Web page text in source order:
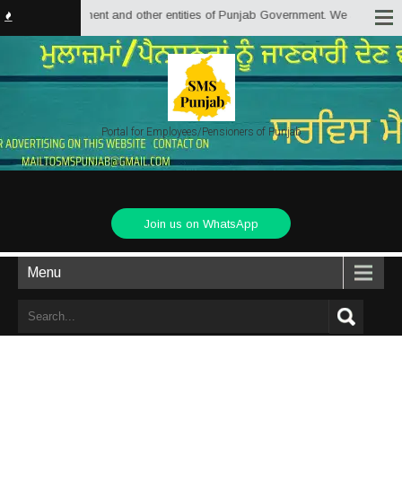
and other entities of Punjab Government. We are
Portal for Employees/Pensioners of Punjab
Join us on WhatsApp
Menu